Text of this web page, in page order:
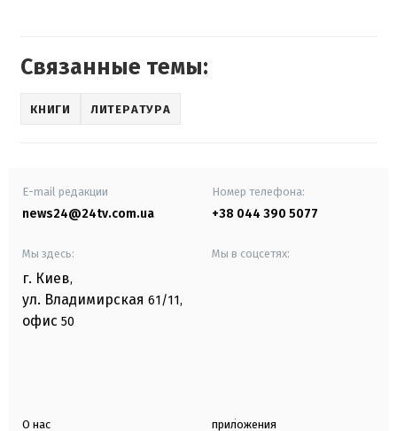
Связанные темы:
КНИГИ ЛИТЕРАТУРА
E-mail редакции
news24@24tv.com.ua
Номер телефона:
+38 044 390 5077
Мы здесь:
г. Киев,
ул. Владимирская 61/11,
офис 50
Мы в соцсетях:
О нас приложения